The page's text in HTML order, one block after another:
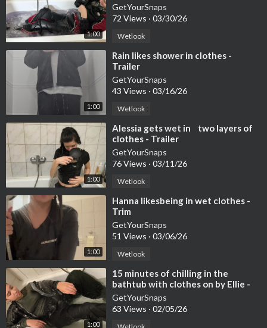
1:00
GetYourSnaps
72 Views · 03/30/26
Wetlook
1:00
⁣Rain likes shower in clothes -
Trailer
GetYourSnaps
43 Views · 03/16/26
Wetlook
1:00
⁣Alessia gets wet in two layers of
clothes - Trailer
GetYourSnaps
76 Views · 03/11/26
Wetlook
1:00
⁣Hanna likesbeing in wet clothes -
Trim
GetYourSnaps
51 Views · 03/06/26
Wetlook
1:00
⁣15 minutes of chilling in the
bathtub with clothes on by Ellie -
Trailer
GetYourSnaps
63 Views · 02/05/26